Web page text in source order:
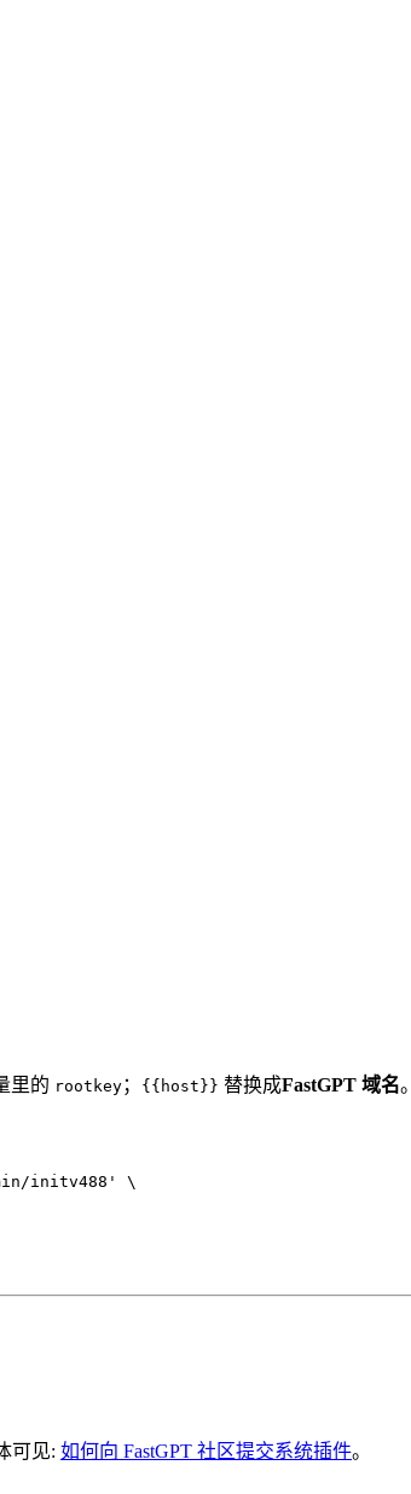
里的 rootkey ； {{host}} 替换成FastGPT 域名。
initv488'
\
可见: 如何向 FastGPT 社区提交系统插件。